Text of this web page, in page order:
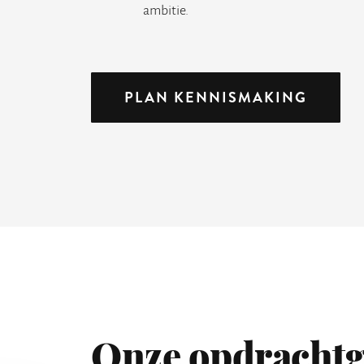
ambitie.
PLAN KENNISMAKING
Onze